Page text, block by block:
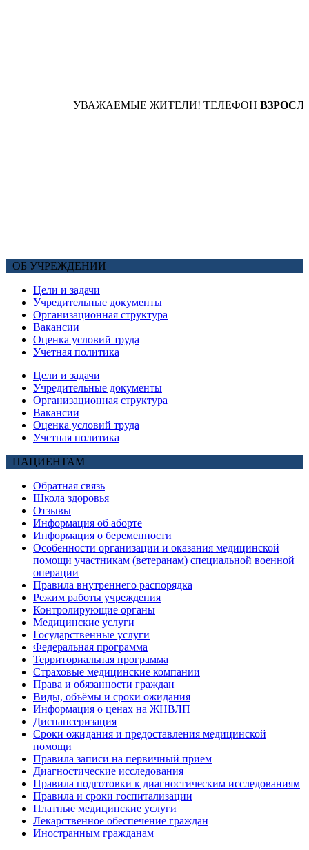
УВАЖАЕМЫЕ ЖИТЕЛИ! ТЕЛЕФОН
ОБ УЧРЕЖДЕНИИ
Цели и задачи
Учредительные документы
Организационная структура
Вакансии
Оценка условий труда
Учетная политика
Цели и задачи
Учредительные документы
Организационная структура
Вакансии
Оценка условий труда
Учетная политика
ПАЦИЕНТАМ
Обратная связь
Школа здоровья
Отзывы
Информация об аборте
Информация о беременности
Особенности организации и оказания медицинской
помощи участникам (ветеранам) специальной военной
операции
Правила внутреннего распорядка
Режим работы учреждения
Контролирующие органы
Медицинские услуги
Государственные услуги
Федеральная программа
Территориальная программа
Страховые медицинские компании
Права и обязанности граждан
Виды, объёмы и сроки ожидания
Информация о ценах на ЖНВЛП
Диспансеризация
Сроки ожидания и предоставления медицинской
помощи
Правила записи на первичный прием
Диагностические исследования
Правила подготовки к диагностическим исследованиям
Правила и сроки госпитализации
Платные медицинские услуги
Лекарственное обеспечение граждан
Иностранным гражданам